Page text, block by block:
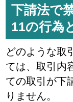
下請法で
11の行為
どのような取
ては、取引内
ての取引が下
りません。